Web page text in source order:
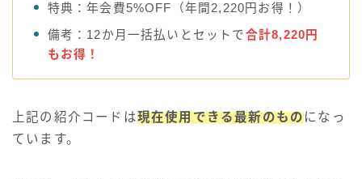
特典：年会費5%OFF（年間2,220円お得！）
備考：12か月一括払いとセットで合計8,220円
もお得！
上記の紹介コードは現在使用できる最新のもの になっ
ています。